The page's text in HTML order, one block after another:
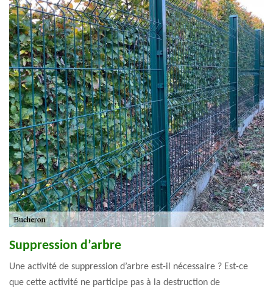
Suppression d’arbre
Une activité de suppression d’arbre est-il nécessaire ? Est-ce
que cette activité ne participe pas à la destruction de